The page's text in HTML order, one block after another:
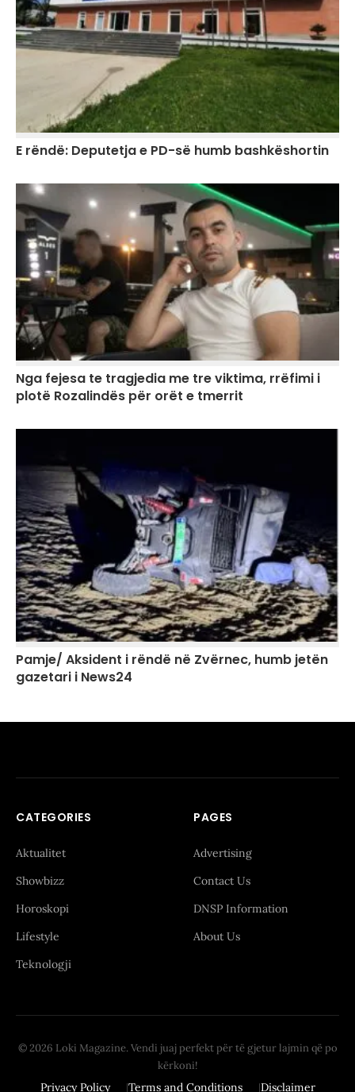
E rëndë: Deputetja e PD-së humb bashkëshortin
Nga fejesa te tragjedia me tre viktima, rrëfimi i
plotë Rozalindës për orët e tmerrit
Pamje/ Aksident i rëndë në Zvërnec, humb jetën
gazetari i News24
CATEGORIES
Aktualitet
Showbizz
Horoskopi
Lifestyle
Teknologji
PAGES
Advertising
Contact Us
DNSP Information
About Us
© 2026 Loki Magazine. Vendi juaj perfekt për të gjetur lajmin që po
kërkoni!
Privacy Policy Terms and Conditions Disclaimer